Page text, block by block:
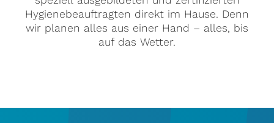
Hygienebeauftragten direkt im Hause. Denn
wir planen alles aus einer Hand – alles, bis
auf das Wetter.